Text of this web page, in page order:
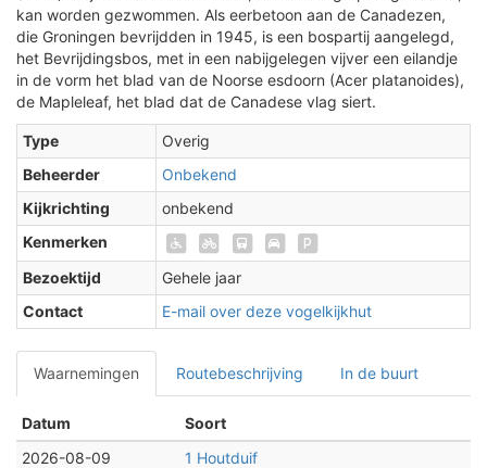
kan worden gezwommen. Als eerbetoon aan de Canadezen,
die Groningen bevrijdden in 1945, is een bospartij aangelegd,
het Bevrijdingsbos, met in een nabijgelegen vijver een eilandje
in de vorm het blad van de Noorse esdoorn (Acer platanoides),
de Mapleleaf, het blad dat de Canadese vlag siert.
Type
Overig
Beheerder
Onbekend
Kijkrichting
onbekend
Kenmerken
Bezoektijd
Gehele jaar
Contact
E-mail over deze vogelkijkhut
Waarnemingen Routebeschrijving In de buurt
Datum
Soort
2026-08-09
1 Houtduif